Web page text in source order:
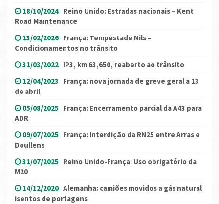
18/10/2024 Reino Unido: Estradas nacionais – Kent
Road Maintenance
13/02/2026 França: Tempestade Nils –
Condicionamentos no trânsito
31/03/2022 IP3, km 63,650, reaberto ao trânsito
12/04/2023 França: nova jornada de greve geral a 13
de abril
05/08/2025 França: Encerramento parcial da A43 para
ADR
09/07/2025 França: Interdição da RN25 entre Arras e
Doullens
31/07/2025 Reino Unido-França: Uso obrigatório da
M20
14/12/2020 Alemanha: camiões movidos a gás natural
isentos de portagens